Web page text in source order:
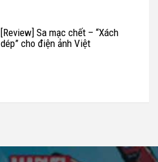
[Review] Sa mạc chết – “Xách
dép” cho điện ảnh Việt